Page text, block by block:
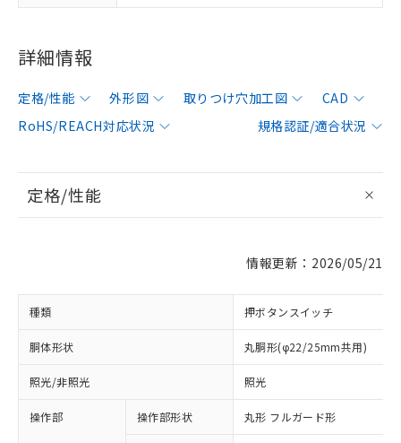
詳細情報
定格/性能 外形図 取りつけ穴加工図
CAD
RoHS/REACH対応状況
規格認証/適合状況
定格/性能
情報更新：2026/05/21
種類 押ボタンスイッチ
胴体形状 丸胴形(φ22/25mm共用)
照光/非照光 照光
操作部 操作部形状 丸形 フルガード形